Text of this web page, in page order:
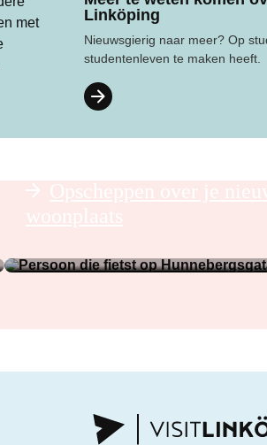
Linköping
Nieuwsgierig naar meer? Op
studentenleven te maken heeft.